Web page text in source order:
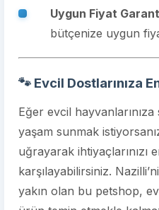
Uygun Fiyat
bütçenize uygun
🐾 Evcil Dostlarınıza
Eğer evcil hayvanlarınıza
yaşam sunmak
uğrayarak ihtiyaçlarınızı
karşılayabilirsiniz.
yakın olan bu petshop,